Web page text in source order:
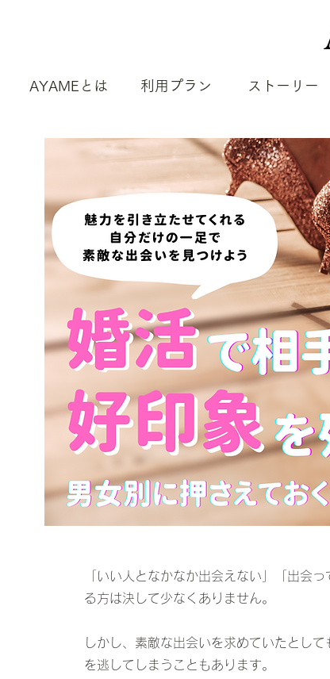
AYAMEとは 利用プラン ストーリー
「いい人となかなか出会えない」「出会
る方は決して少なくありません。
しかし、素敵な出会いを求めていたとし
を逃してしまうこともあります。